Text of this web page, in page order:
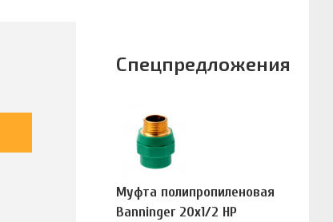
Спецпредложения
Муфта полипропиленовая
Banninger 20х1/2 НР